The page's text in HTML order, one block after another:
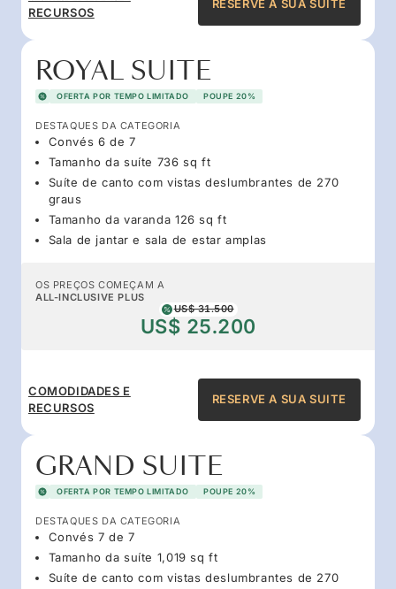
RECURSOS
RESERVE A SUA SUITE
ROYAL SUITE
OFERTA POR TEMPO LIMITADO POUPE 20%
DESTAQUES DA CATEGORIA
Convés 6 de 7
Tamanho da suíte 736 sq ft
Suíte de canto com vistas deslumbrantes de 270
graus
Tamanho da varanda 126 sq ft
Sala de jantar e sala de estar amplas
OS PREÇOS COMEÇAM A
ALL-INCLUSIVE PLUS
US$ 31.500
US$ 25.200
COMODIDADES E
RECURSOS
RESERVE A SUA SUITE
GRAND SUITE
OFERTA POR TEMPO LIMITADO POUPE 20%
DESTAQUES DA CATEGORIA
Convés 7 de 7
Tamanho da suíte 1,019 sq ft
Suíte de canto com vistas deslumbrantes de 270